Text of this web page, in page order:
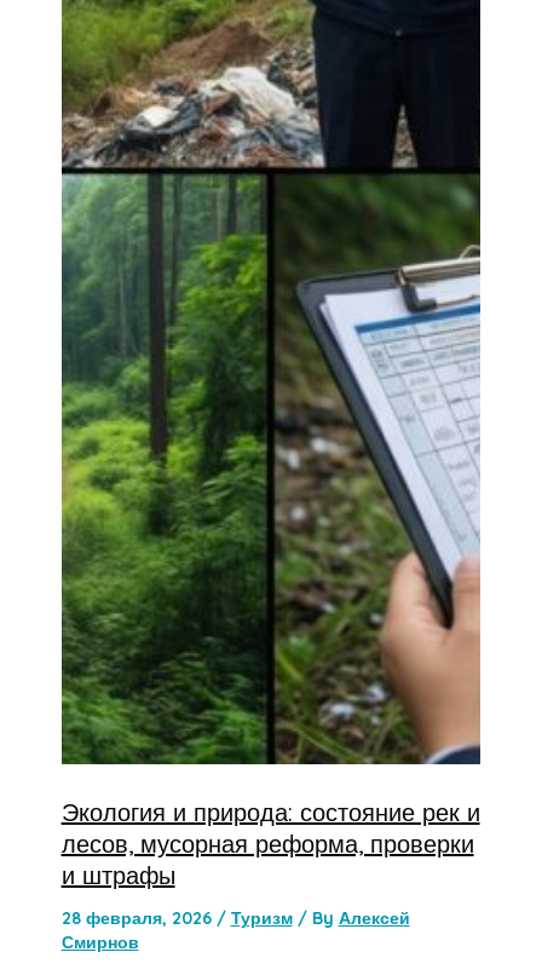
Экология и природа: состояние рек и
лесов, мусорная реформа, проверки
и штрафы
28 февраля, 2026 / Туризм/ By Алексей
Смирнов